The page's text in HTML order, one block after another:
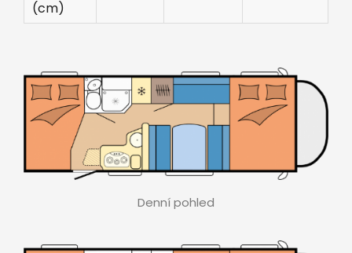
(cm)
Denní pohled